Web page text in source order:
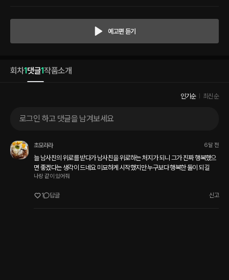
예고편 듣기
회차1댓글1작품소개
인기순 최신순
로그인 하고 댓글을 남겨보세요
초모라라 6달 전
늘 남사친의 위로를 받다가 남사친을 위로하는 처지가 되니 그가 진짜 행복했으
면 좋겠다는 생각이 드네요 미묘하게 시작했지만 누구보다 행복한 둘이 되길
나랑 같이 있어줘
1 답글 신고